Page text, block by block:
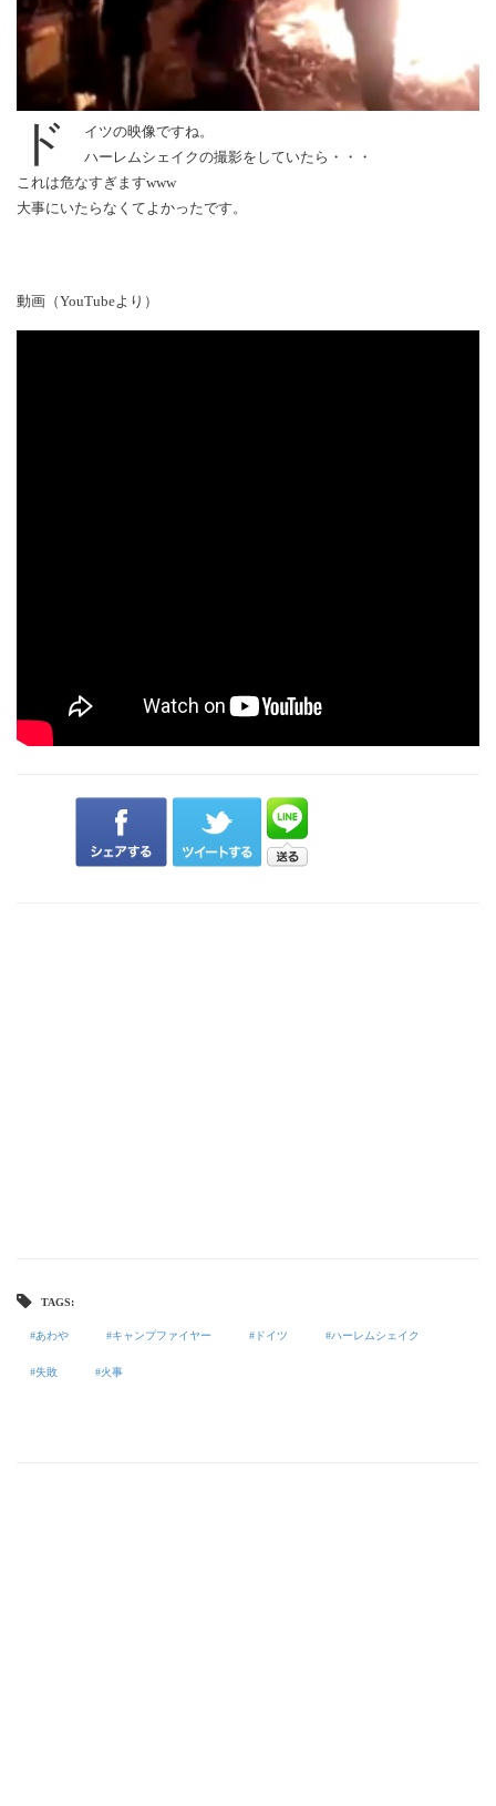
ド
イツの映像ですね。
ハーレムシェイクの撮影をしていたら・・・
これは危なすぎますwww
大事にいたらなくてよかったです。
動画（YouTubeより）
TAGS:
あわや キャンプファイヤー ドイツ ハーレムシェイク
失敗 火事